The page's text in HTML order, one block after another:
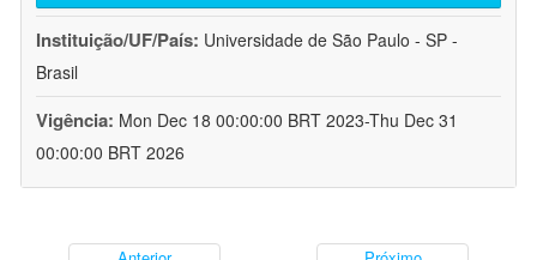
Instituição/UF/País: Universidade de São Paulo - SP -
Brasil
Vigência: Mon Dec 18 00:00:00 BRT 2023-Thu Dec 31
00:00:00 BRT 2026